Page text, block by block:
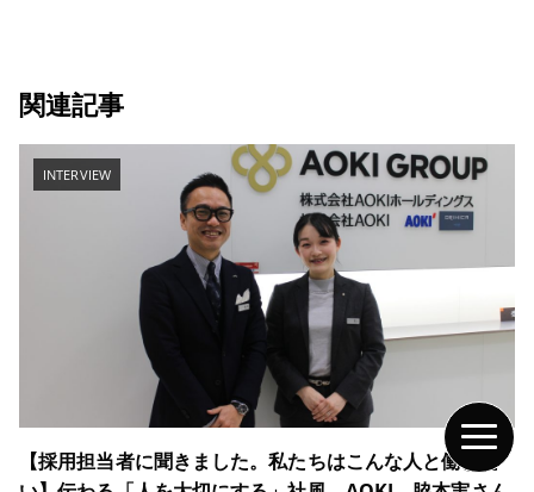
関連記事
INTERVIEW
【採用担当者に聞きました。私たちはこんな人と働きた